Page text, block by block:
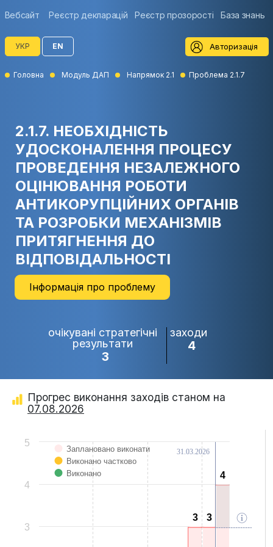
Вебсайт Реєстр декларацій Реєстр прозорості База знань
УКР EN Авторизація
Головна Модуль ДАП Напрямок 2.1 Проблема 2.1.7
2.1.7. НЕОБХІДНІСТЬ
УДОСКОНАЛЕННЯ ПРОЦЕСУ
ПРОВЕДЕННЯ НЕЗАЛЕЖНОГО
ОЦІНЮВАННЯ РОБОТИ
АНТИКОРУПЦІЙНИХ ОРГАНІВ
ТА РОЗРОБКИ МЕХАНІЗМІВ
ПРИТЯГНЕННЯ ДО
ВІДПОВІДАЛЬНОСТІ
Інформація про проблему
очікувані стратегічні
результати
3
заходи
4
Прогрес виконання заходів станом на
07.08.2026
Chart
Bar chart with 3 data series.
View as data table, Chart
The chart has 1 X axis displaying categories.
The chart has 1 Y axis displaying Values. Data ranges from 0 to 4.
3
3 3
3
4
4
Заплановано виконати
Виконано частково
Виконано
3
4
5
31.03.2026